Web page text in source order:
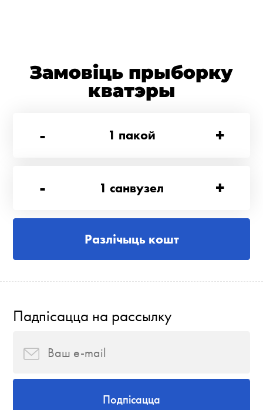
Замовіць прыборку
кватэры
-
1 пакой +
- 1 санвузел +
Разлічыць кошт
Падпісацца на рассылку
Подпісацца